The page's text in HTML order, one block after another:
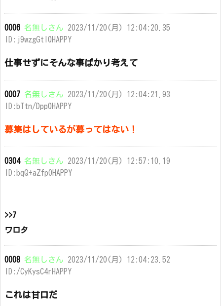
0006 名無しさん 2023/11/20(月) 12:04:20.35
ID:j9wzgGtl0HAPPY
仕事せずにそんな事ばかり考えて
0007 名無しさん 2023/11/20(月) 12:04:21.93
ID:bTtn/Dpp0HAPPY
募集はしているが募ってはない！
0304 名無しさん 2023/11/20(月) 12:57:10.19
ID:bqQ+aZfp0HAPPY
>>7
ワロタ
0008 名無しさん 2023/11/20(月) 12:04:23.52
ID:/CyKysC4rHAPPY
これは甘口だ